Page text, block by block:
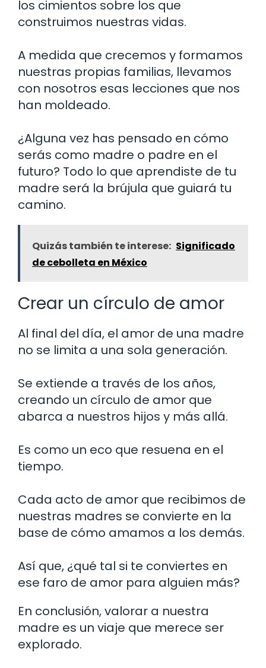
los cimientos sobre los que
construimos nuestras vidas.
A medida que crecemos y formamos
nuestras propias familias, llevamos
con nosotros esas lecciones que nos
han moldeado.
¿Alguna vez has pensado en cómo
serás como madre o padre en el
futuro? Todo lo que aprendiste de tu
madre será la brújula que guiará tu
camino.
Quizás también te interese: Significado
de cebolleta en México
Crear un círculo de amor
Al final del día, el amor de una madre
no se limita a una sola generación.
Se extiende a través de los años,
creando un círculo de amor que
abarca a nuestros hijos y más allá.
Es como un eco que resuena en el
tiempo.
Cada acto de amor que recibimos de
nuestras madres se convierte en la
base de cómo amamos a los demás.
Así que, ¿qué tal si te conviertes en
ese faro de amor para alguien más?
En conclusión, valorar a nuestra
madre es un viaje que merece ser
explorado.